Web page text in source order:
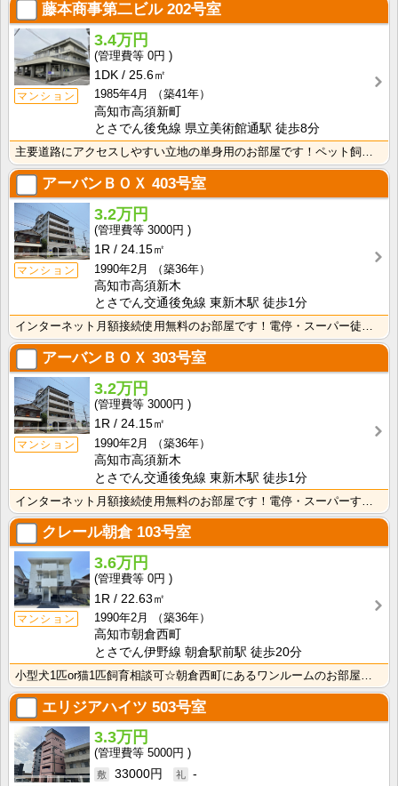
藤本商事第二ビル202号室
マンション
3.4万円
0円
1DK
25.6㎡
1985年4月
（築41年）
高知市高須新町
とさでん後免線 県立美術館通駅 徒歩8分
主要道路にアクセスしやすい立地の単身用のお部屋です！ペット飼育相談可☆南向きバルコニー・日当たり良好･･･
アーバンＢＯＸ 403号室
マンション
3.2万円
3000円
1R
24.15㎡
1990年2月
（築36年）
高知市高須新木
とさでん交通後免線 東新木駅 徒歩1分
インターネット月額接続使用無料のお部屋です！電停・スーパー徒歩圏内！生活に便利な立地条件です♪防犯カ･･･
アーバンＢＯＸ 303号室
マンション
3.2万円
3000円
1R
24.15㎡
1990年2月
（築36年）
高知市高須新木
とさでん交通後免線 東新木駅 徒歩1分
クレール朝倉103号室
マンション
3.6万円
0円
1R
22.63㎡
1990年2月
（築36年）
高知市朝倉西町
とさでん伊野線 朝倉駅前駅 徒歩20分
エリジアハイツ 503号室
3.3万円
5000円
33000円
-